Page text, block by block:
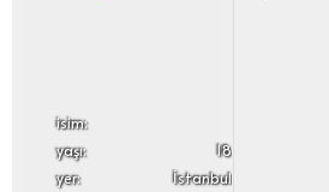
i̇sim:
yaşı:
18
yer:
İstanbul